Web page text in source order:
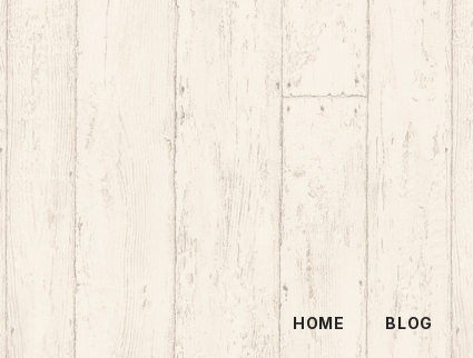
HOME BLOG